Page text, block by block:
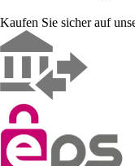
Kaufen Sie sicher auf